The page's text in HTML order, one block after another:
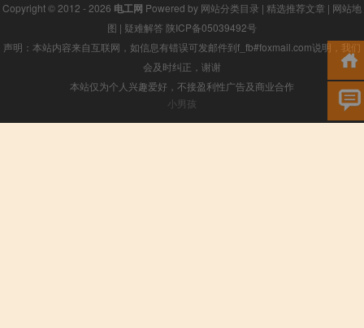
Copyright © 2012 - 2026 电工网 Powered by 网站分类目录 | 精选推荐文章 | 网站地
图 | 疑难解答 陕ICP备05039492号
声明：本站内容来自互联网，如信息有错误可发邮件到f_fb#foxmail.com说明，我们
会及时纠正，谢谢
本站仅为个人兴趣爱好，不接盈利性广告及商业合作
小男孩